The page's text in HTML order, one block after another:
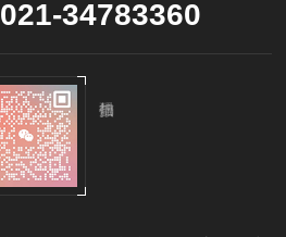
021-34783360